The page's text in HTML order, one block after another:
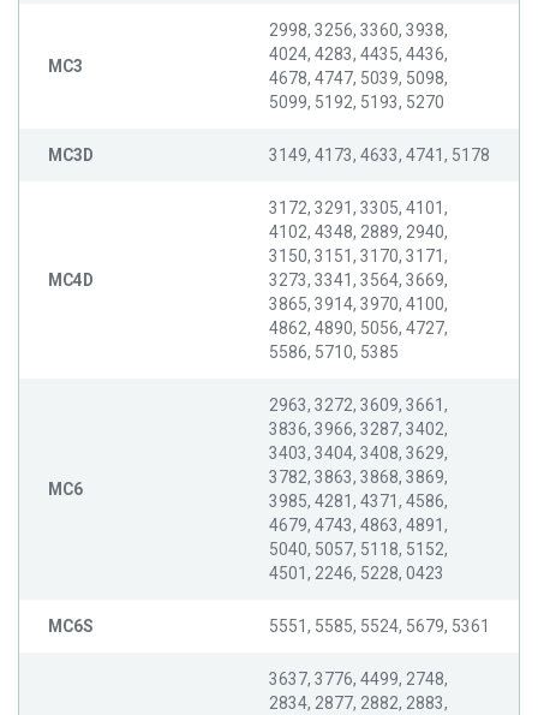
MC3
2998, 3256, 3360, 3938,
4024, 4283, 4435, 4436,
4678, 4747, 5039, 5098,
5099, 5192, 5193, 5270
MC3D 3149, 4173, 4633, 4741, 5178
MC4D
3172, 3291, 3305, 4101,
4102, 4348, 2889, 2940,
3150, 3151, 3170, 3171,
3273, 3341, 3564, 3669,
3865, 3914, 3970, 4100,
4862, 4890, 5056, 4727,
5586, 5710, 5385
MC6
2963, 3272, 3609, 3661,
3836, 3966, 3287, 3402,
3403, 3404, 3408, 3629,
3782, 3863, 3868, 3869,
3985, 4281, 4371, 4586,
4679, 4743, 4863, 4891,
5040, 5057, 5118, 5152,
4501, 2246, 5228, 0423
MC6S 5551, 5585, 5524, 5679, 5361
3637, 3776, 4499, 2748,
2834, 2877, 2882, 2883,